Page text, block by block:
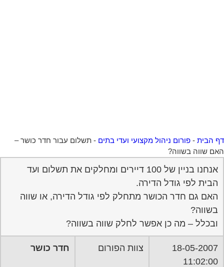
הבית- פורום ניהול מקצועי ועדי בתים- תשלום עבור חדר כושר –
שווה בשווה?
אנחנו בניין של 100 דיירים ומחלקים את תשלום ועד
הבית לפי גודל הדירה.
האם גם חדר הכושר מתחלק לפי גודל הדירה, או שווה
בשווה?
ובכלל – מה כן אפשר לחלק שווה בשווה?
18-05-2007
11:02:00
צוות הפורום חדר כושר